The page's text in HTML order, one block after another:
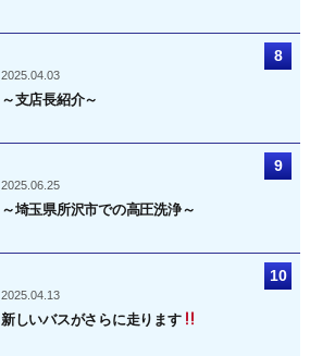
2025.04.03
～支店長紹介～
2025.06.25
～埼玉県所沢市での高圧洗浄～
2025.04.13
新しいバスがさらに走ります